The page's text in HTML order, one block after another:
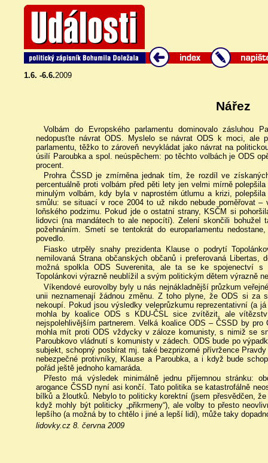
1.6. -6.6.2009
Nářez
Volbám do Evropského parlamentu dominovalo zásluhou
nedopusťte návrat ODS. Myslelo se návrat ODS k moci, ale
parlamentu, těžko to zároveň nevykládat jako návrat na
úsilí Paroubka a spol. neúspěchem: po těchto volbách je ODS
procent.
Prohra ČSSD je zmírněna jednak tím, že rozdíl ve
percentuálně proti volbám před pěti lety jen velmi mírně
minulým volbám, kdy byla v naprostém útlumu a krizi,
smůlu: se situací v roce 2004 to už nikdo nebude poměřovat
loňského podzimu. Pokud jde o ostatní strany, KSČM si
lidovci (na mandátech to ale nepocítí). Zelení skončili
požehnáním. Smetí se tentokrát do europarlamentu
povedlo.
Fiasko utrpěly snahy prezidenta Klause o podrytí
nemilovaná Strana občanských občanů i preferovaná Libertas,
možná spolkla ODS Suverenita, ale ta se ke spojenectví s
Topolánkovi výrazně neublížil a svým politickým dětem výrazně
Víkendové eurovolby byly u nás nejnákladnější průzkum
unii neznamenají žádnou změnu. Z toho plyne, že ODS si
nekoupí. Pokud jsou výsledky veleprůzkumu reprezentativní (a
mohla by koalice ODS s KDU-ČSL sice zvítězit, ale
nejspolehlivějším partnerem. Velká koalice ODS – ČSSD by
mohla mít proti ODS vždycky v záloze komunisty, s nimiž se
Paroubkovo vládnutí s komunisty v zádech. ODS bude po
subjekt, schopný posbírat mj. také bezprizorné přívržence
nebezpečné protivníky, Klause a Paroubka, a i když bude
pořád ještě jednoho kamaráda.
Přesto má výsledek minimálně jednu příjemnou stránku:
arogance ČSSD nyní asi končí. Tato politika se katastrofálně
bílků a žloutků. Nebylo to politicky korektní (jsem přesvědčen,
když mohly být politicky „přikrmeny“), ale volby to přesto
lepšího (a možná by to chtělo i jiné a lepší lidi), může taky
lidovky.cz 8. června 2009